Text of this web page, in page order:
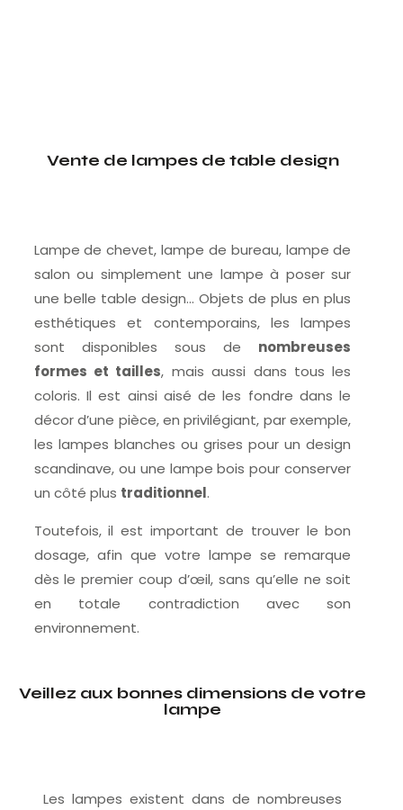
Vente de lampes de table design
Lampe de chevet, lampe de bureau, lampe de
salon ou simplement une lampe à poser sur
une belle table design… Objets de plus en plus
esthétiques et contemporains, les lampes
sont disponibles sous de nombreuses
formes et tailles, mais aussi dans tous les
coloris. Il est ainsi aisé de les fondre dans le
décor d’une pièce, en privilégiant, par exemple,
les lampes blanches ou grises pour un design
scandinave, ou une lampe bois pour conserver
un côté plus traditionnel.
Toutefois, il est important de trouver le bon
dosage, afin que votre lampe se remarque
dès le premier coup d’œil, sans qu’elle ne soit
en totale contradiction avec son
environnement.
Veillez aux bonnes dimensions de votre
lampe
Les lampes existent dans de nombreuses